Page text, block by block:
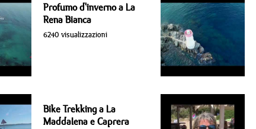
Profumo d'inverno a La
Rena Bianca
6240 visualizzazioni
Bike Trekking a La
Maddalena e Caprera